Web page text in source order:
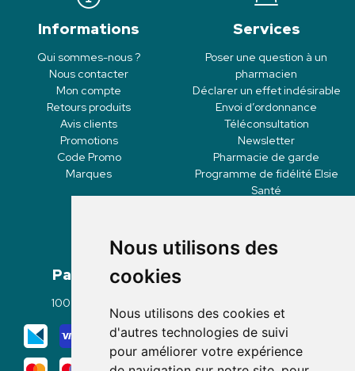
Nous utilisons des
cookies
Nous utilisons des cookies et
d'autres technologies de suivi
pour améliorer votre expérience
Informations
Qui sommes-nous ?
Nous contacter
Mon compte
Retours produits
Avis clients
Promotions
Code Promo
Marques
Services
Poser une question à un
pharmacien
Déclarer un effet indésirable
Envoi d’ordonnance
Téléconsultation
Newsletter
Pharmacie de garde
Programme de fidélité Elsie
Santé
Paiement
100% sécurisé
Mode de livraison